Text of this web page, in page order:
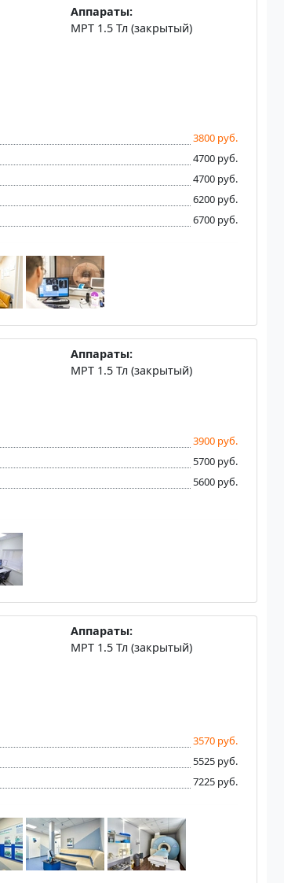
Аппараты:
МРТ 1.5 Тл (закрытый)
3800 руб.
4700 руб.
4700 руб.
6200 руб.
6700 руб.
Аппараты:
МРТ 1.5 Тл (закрытый)
3900 руб.
5700 руб.
5600 руб.
Аппараты:
МРТ 1.5 Тл (закрытый)
3570 руб.
5525 руб.
7225 руб.